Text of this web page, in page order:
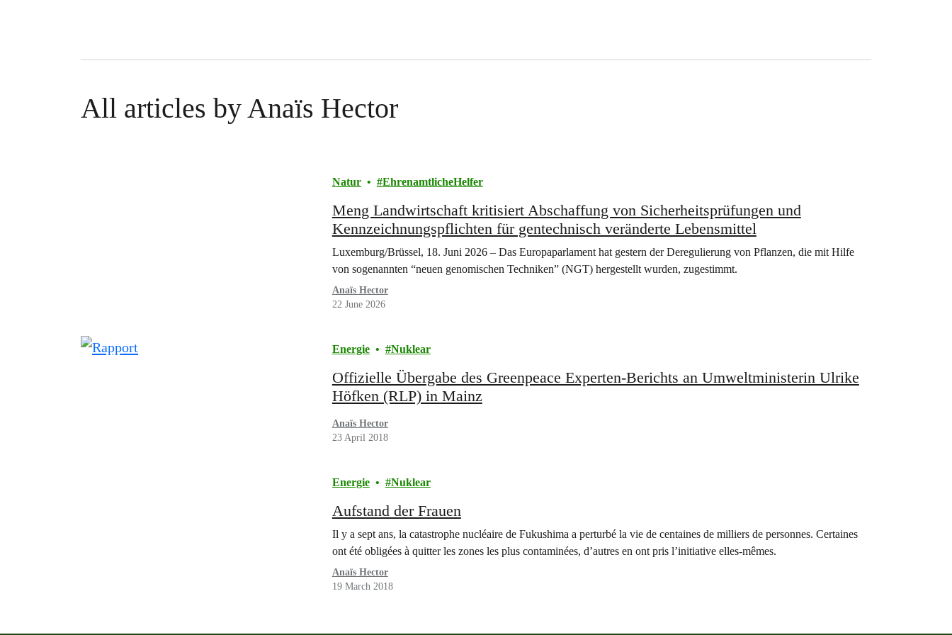
All articles by Anaïs Hector
Natur EhrenamtlicheHelfer
Meng Landwirtschaft kritisiert Abschaffung von Sicherheitsprüfungen und
Kennzeichnungspflichten für gentechnisch veränderte Lebensmittel
Luxemburg/Brüssel, 18. Juni 2026 – Das Europaparlament hat gestern der Deregulierung von Pflanzen, die mit Hilfe
von sogenannten “neuen genomischen Techniken” (NGT) hergestellt wurden, zugestimmt.
Anaïs Hector
22 June 2026
Energie Nuklear
Offizielle Übergabe des Greenpeace Experten-Berichts an Umweltministerin Ulrike
Höfken (RLP) in Mainz
Anaïs Hector
23 April 2018
Energie Nuklear
Aufstand der Frauen
Il y a sept ans, la catastrophe nucléaire de Fukushima a perturbé la vie de centaines de milliers de personnes. Certaines
ont été obligées à quitter les zones les plus contaminées, d’autres en ont pris l’initiative elles-mêmes.
Anaïs Hector
19 March 2018